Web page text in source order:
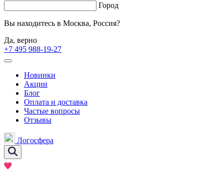
Город
Вы находитесь в Москва, Россия?
Да, верно
+7 495 988-19-27
Новинки
Акции
Блог
Оплата и доставка
Частые вопросы
Отзывы
Логосфера